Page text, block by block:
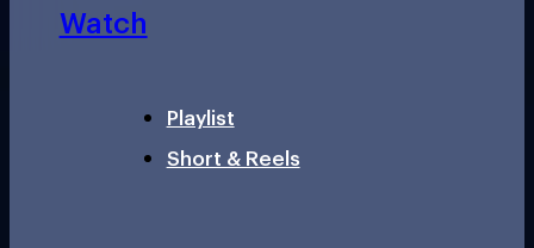
Watch
Playlist
Short & Reels